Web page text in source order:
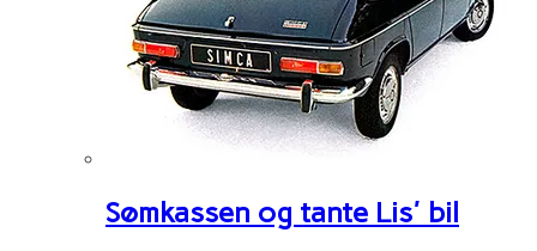
Sømkassen og tante Lis' bil